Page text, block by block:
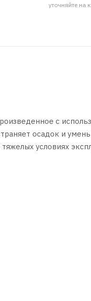
уточняйте на
с
осадок и
условиях